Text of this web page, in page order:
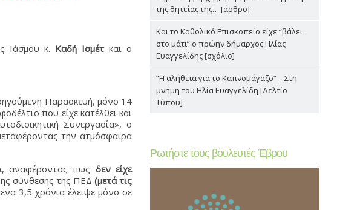
Ιάσμου κ. Καδή Ισμέτ και ο
Παρασκευή, μόνο 14
που είχε κατέλθει και
Συνεργασία», ο
την ατμόσφαιρα
, αναφέροντας πως δεν είχε
σύνθεσης της ΠΕΔ (μετά τις
3,5 χρόνια έλειψε μόνο σε
της θητείας της… [άρθρο]
Και το Καθολικό Επισκοπείο είχε “βάλει
στο μάτι” ο πρώην δήμαρχος Ηλίας
Ευαγγελίδης [σχόλιο]
“Η αλήθεια για το Καπνομάγαζο” – Στη
μνήμη του Ηλία Ευαγγελίδη [Δελτίο
Τύπου]
Ρωτήστε τους βουλευτές Έβρου